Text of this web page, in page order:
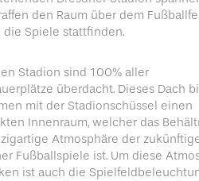
den Raum über dem
die Spiele stattfinden.
Stadion sind 100% aller
überdacht. Dieses Dach
mit der Stadionschüssel einen
Innenraum, welcher das
Atmosphäre der
Fußballspiele ist. Um diese
ist auch die